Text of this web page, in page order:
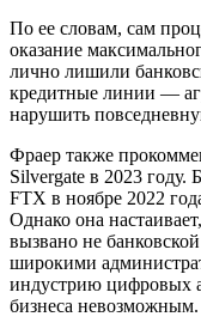
По ее словам, сам
оказание
лично лишили
кредитные линии —
нарушить
Фраер также
Silvergate в 2023 году.
FTX в ноябре 2022
Однако она
вызвано не
широкими
индустрию цифровых
бизнеса невозможным.